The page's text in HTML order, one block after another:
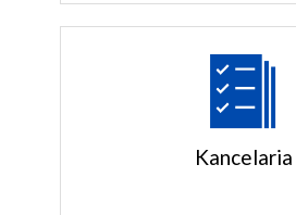
Kancelaria